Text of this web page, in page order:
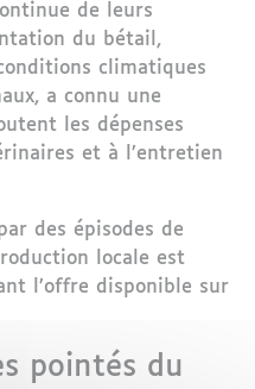
de leurs
du bétail,
climatiques
a connu une
les dépenses
et à l’entretien
des épisodes de
locale est
l’offre disponible sur
pointés du